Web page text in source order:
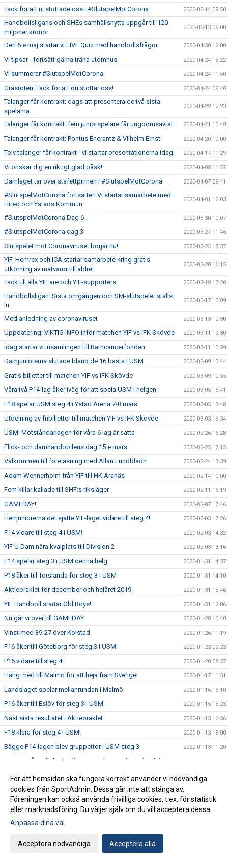
Tack för att ni stöttade oss i #SlutspelMotCorona 2020-05-14 09:50
Handbollsligans och SHEs samhällsnytta uppgår till 120
miljoner kronor
2020-05-13 09:00
Den 6:e maj startar vi LIVE Quiz med handbollsfrågor 2020-04-30 12:00
Vi tipsar - fortsätt gärna träna utomhus 2020-04-24 13:22
Vi summerar #SlutspelMotCorona 2020-04-24 11:50
Gräsroten: Tack för att du stöttar oss! 2020-04-24 09:40
Talanger får kontrakt: dags att presentera de två sista
spelarna
2020-04-22 12:23
Talanger får kontrakt: fem juniorspelare får ungdomsavtal 2020-04-21 10:48
Talanger får kontrakt: Pontus Encrantz & Vilhelm Ernst 2020-04-20 10:00
Tolv talanger får kontrakt - vi startar presentationerna idag 2020-04-17 11:29
Vi önskar dig en riktigt glad påsk! 2020-04-08 11:57
Damlaget tar över stafettpinnen i #SlutspelMotCorona 2020-04-07 09:41
#SlutspelMotCorona fortsätter! Vi startar samarbete med
Hireq och Ystads Kommun
2020-04-01 12:03
#SlutspelMotCorona Dag 6 2020-03-30 10:07
#SlutspelMotCorona dag 3 2020-03-27 11:46
Slutspelet mot Coronaviruset börjar nu! 2020-03-25 15:37
YIF, Hemrex och ICA startar samarbete kring gratis
utkörning av matvaror till äldre!
2020-03-20 16:15
Tack till alla YIF:are och YIF-supporters 2020-03-18 17:28
Handbollsligan: Sista omgången och SM-slutspelet ställs
in
2020-03-17 13:09
Med anledning av coronaviruset 2020-03-13 10:30
Uppdatering: VIKTIG INFO inför matchen YIF vs IFK Skövde 2020-03-11 19:30
Idag startar vi insamlingen till Barncancerfonden 2020-03-11 10:59
Damjuniorerna slutade bland de 16 bästa i USM 2020-03-09 13:44
Gratis biljetter till matchen YIF vs IFK Skövde 2020-03-09 10:55
Våra två P14-lag åker iväg för att spela USM i helgen 2020-03-05 16:41
F18 spelar USM steg 4 i Ystad Arena 7-8 mars 2020-03-05 13:48
Utdelning av fribiljetter till matchen YIF vs IFK Skövde 2020-03-03 16:34
USM: Motståndarlagen för våra 6 lag är satta 2020-02-26 16:28
Flick- och damhandbollens dag 15:e mars 2020-02-25 17:15
Välkommen till föreläsning med Allan Lundbladh 2020-02-24 13:39
Adam Wennerholm från YIF till HK Aranäs 2020-02-14 10:00
Fem killar kallade till SHF:s riksläger 2020-02-11 15:19
GAMEDAY! 2020-02-07 17:46
Herrjuniorerna det sjätte YIF-laget vidare till steg 4! 2020-02-03 17:26
F14 vidare till steg 4 i USM! 2020-02-03 14:32
YIF U Dam nära kvalplats till Division 2 2020-02-03 13:16
F14 spelar steg 3 i USM denna helg 2020-01-31 14:37
P18 åker till Torslanda för steg 3 i USM 2020-01-31 14:10
Aktieoraklet för december och helåret 2019 2020-01-31 13:46
YIF Handboll startar Old Boys! 2020-01-31 12:06
Nu går vi över till GAMEDAY 2020-01-28 10:40
Vinst med 39-27 över Kolstad 2020-01-26 11:19
F16 åker till Göteborg för steg 3 i USM 2020-01-23 09:23
P16 vidare till steg 4! 2020-01-20 08:37
Häng med till Malmö för att heja fram Sverige! 2020-01-17 11:31
Landslaget spelar mellanrundan i Malmö 2020-01-16 15:10
P16 åker till Eslöv för steg 3 i USM 2020-01-15 13:23
Näst sista resultatet i Aktieoraklet 2020-01-13 16:56
F18 klara för steg 4 i USM! 2020-01-13 15:00
Bägge P14-lagen blev gruppettor i USM steg 3 2020-01-13 11:20
Sex YIF-pågar kallade till träningsdag med U18-landslaget
Idag startar EM2020! 2020-01-09 16:50
Två YIF:are till landslagsläger med U20-landslaget 2020-01-08 15:25
USM: Tre grupper avgörs i Ystad Arena kommande helg 2020-01-07 16:45
Anmälan till YIF Handboll Camp är öppen
Flera ungdomslag spelar finaler idag
För att hemsidan ska fungera korrekt använder vi nödvändiga
cookies från SportAdmin. Dessa går inte att stänga av.
Föreningen kan också använda frivilliga cookies, t.ex. för statistik
eller marknadsföring. Du väljer själv om du vill acceptera dessa.
Anpassa dina val
Acceptera nödvändiga Acceptera alla